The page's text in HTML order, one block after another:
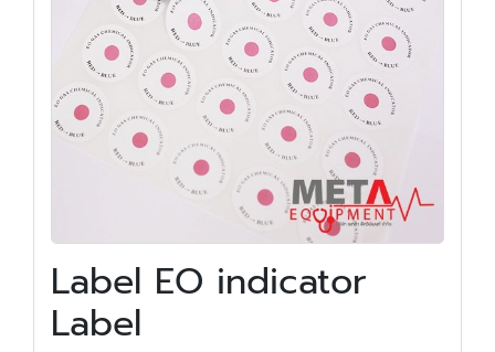
Label EO indicator
Label